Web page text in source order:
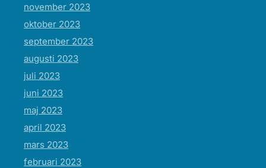
november 2023
oktober 2023
september 2023
augusti 2023
juli 2023
juni 2023
maj 2023
april 2023
mars 2023
februari 2023